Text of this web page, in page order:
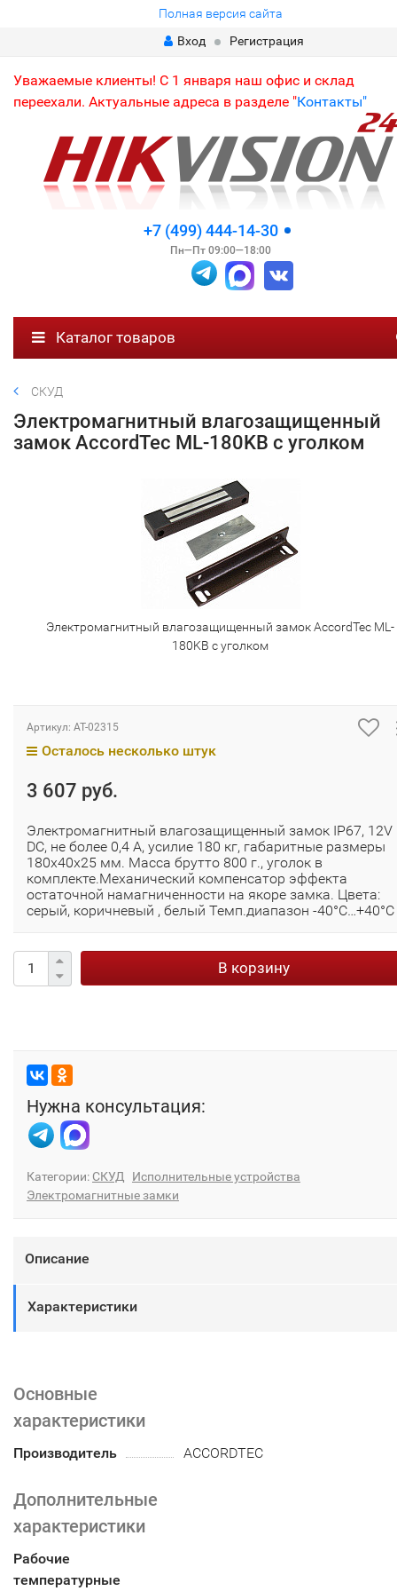
Полная версия сайта
Вход
Регистрация
Уважаемые клиенты! С 1 января наш офис и склад
переехали. Актуальные адреса в разделе "Контакты"
+7 (499) 444-14-30
Пн—Пт 09:00—18:00
Каталог товаров
СКУД
Электромагнитный влагозащищенный
замок AccordTec ML-180KB с уголком
Электромагнитный влагозащищенный замок AccordTec ML-
180KB с уголком
Артикул: AT-02315
Осталось несколько штук
3 607 руб.
Электромагнитный влагозащищенный замок IP67, 12V
DC, не более 0,4 A, усилие 180 кг, габаритные размеры
180x40x25 мм. Масса брутто 800 г., уголок в
комплекте.Механический компенсатор эффекта
остаточной намагниченности на якоре замка. Цвета:
серый, коричневый , белый Темп.диапазон -40°С…+40°С
В корзину
Нужна консультация:
Категории: СКУД
Исполнительные устройства
Электромагнитные замки
Описание
Характеристики
Основные
характеристики
Производитель ACCORDTEC
Дополнительные
характеристики
Рабочие
температурные